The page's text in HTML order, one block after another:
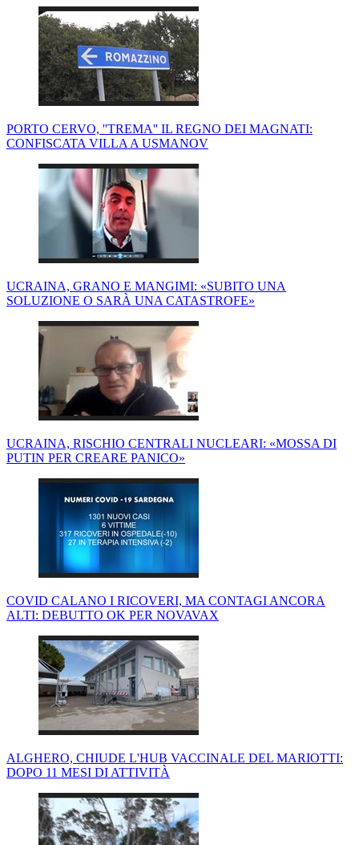
PORTO CERVO, ''TREMA'' IL REGNO DEI MAGNATI:
CONFISCATA VILLA A USMANOV
UCRAINA, GRANO E MANGIMI: «SUBITO UNA
SOLUZIONE O SARÀ UNA CATASTROFE»
UCRAINA, RISCHIO CENTRALI NUCLEARI: «MOSSA DI
PUTIN PER CREARE PANICO»
COVID CALANO I RICOVERI, MA CONTAGI ANCORA
ALTI: DEBUTTO OK PER NOVAVAX
ALGHERO, CHIUDE L'HUB VACCINALE DEL MARIOTTI:
DOPO 11 MESI DI ATTIVITÀ